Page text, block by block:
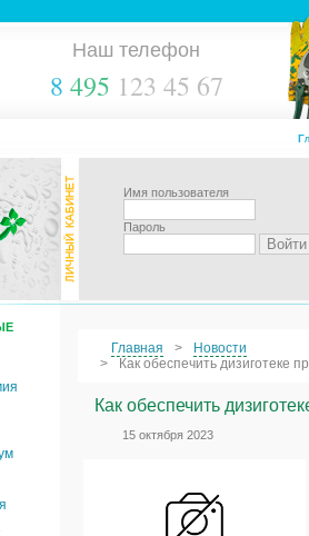
Наш телефон
8 495 123 45 67
Имя пользователя
Пароль
Главная
Новости
Как обеспечить дизиготеке
Как обеспечить
15 октября 2023